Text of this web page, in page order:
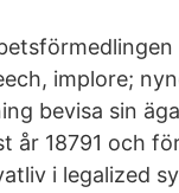
implore;
bevisa sin
år 18791 och
i legalized